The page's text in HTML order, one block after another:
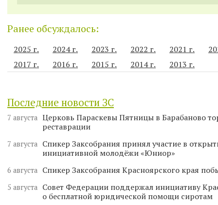
Ранее обсуждалось:
2025 г. 2024 г. 2023 г. 2022 г. 2021 г.
2017 г.
2016 г. 2015 г. 2014 г. 2013 г.
Последние новости ЗС
7 августа Церковь Параскевы Пятницы в Барабаново
реставрации
7 августа
Спикер Заксобрания принял участие в
инициативной молодёжи «Юниор»
6 августа Спикер Заксобрания Красноярского края
5 августа
Совет Федерации поддержал инициативу
о бесплатной юридической помощи сиротам